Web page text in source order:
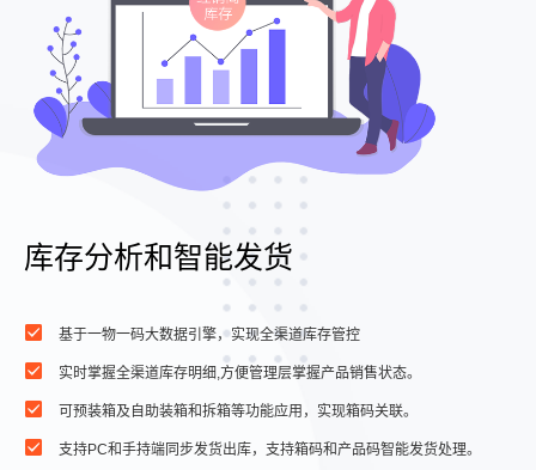
库存分析和智能发货
基于一物一码大数据引擎，实现全渠道库存管控
实时掌握全渠道库存明细,方便管理层掌握产品销售状态。
可预装箱及自助装箱和拆箱等功能应用，实现箱码关联。
支持PC和手持端同步发货出库，支持箱码和产品码智能发货处理。